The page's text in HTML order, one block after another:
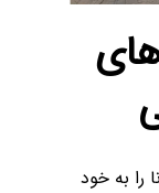
را به خود